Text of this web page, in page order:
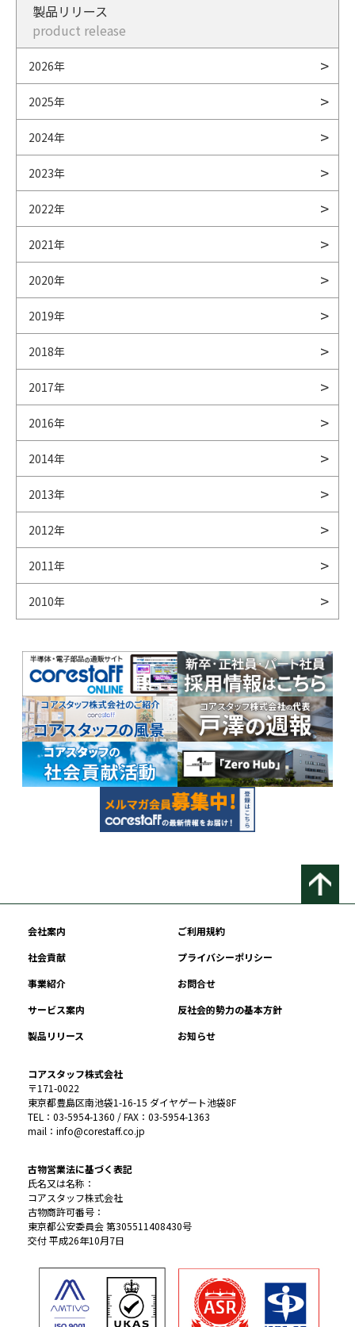
製品リリース
product release
2026年
2025年
2024年
2023年
2022年
2021年
2020年
2019年
2018年
2017年
2016年
2014年
2013年
2012年
2011年
2010年
会社案内
ご利用規約
社会貢献
プライバシーポリシー
事業紹介
お問合せ
サービス案内
反社会的勢力の基本方針
製品リリース
お知らせ
コアスタッフ株式会社
〒171-0022
東京都豊島区南池袋1-16-15 ダイヤゲート池袋8F
TEL：03-5954-1360 / FAX：03-5954-1363
mail：info@corestaff.co.jp
古物営業法に基づく表記
氏名又は名称：
コアスタッフ株式会社
古物商許可番号：
東京都公安委員会 第305511408430号
交付 平成26年10月7日